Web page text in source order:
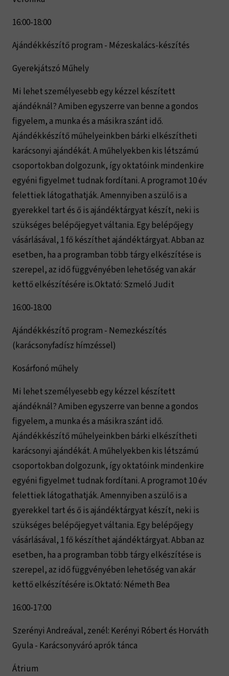
16:00-18:00
Ajándékkészítő program - Mézeskalács-készítés
Gyerekjátszó Műhely
Mi lehet személyesebb egy kézzel készített
ajándéknál? Amiben egyszerre van benne a gondos
figyelem, a munka és a másikra szánt idő.
Ajándékkészítő műhelyeinkben bárki elkészítheti
karácsonyi ajándékát. A műhelyekben kis létszámú
csoportokban dolgozunk, így oktatóink mindenkire
egyéni figyelmet tudnak fordítani. A programot 10 év
felettiek látogathatják. Amennyiben a szülő is a
gyerekkel tart és ő is ajándéktárgyat készít, neki is
szükséges belépőjegyet váltania. Egy belépőjegy
vásárlásával, 1 fő készíthet ajándéktárgyat. Abban az
esetben, ha a programban több tárgy elkészítése is
szerepel, az idő függvényében lehetőség van akár
kettő elkészítésére is.Oktató: Szmeló Judit
16:00-18:00
Ajándékkészítő program - Nemezkészítés
(karácsonyfadísz hímzéssel)
Kosárfonó műhely
Mi lehet személyesebb egy kézzel készített
ajándéknál? Amiben egyszerre van benne a gondos
figyelem, a munka és a másikra szánt idő.
Ajándékkészítő műhelyeinkben bárki elkészítheti
karácsonyi ajándékát. A műhelyekben kis létszámú
csoportokban dolgozunk, így oktatóink mindenkire
egyéni figyelmet tudnak fordítani. A programot 10 év
felettiek látogathatják. Amennyiben a szülő is a
gyerekkel tart és ő is ajándéktárgyat készít, neki is
szükséges belépőjegyet váltania. Egy belépőjegy
vásárlásával, 1 fő készíthet ajándéktárgyat. Abban az
esetben, ha a programban több tárgy elkészítése is
szerepel, az idő függvényében lehetőség van akár
kettő elkészítésére is.Oktató: Németh Bea
16:00-17:00
Szerényi Andreával, zenél: Kerényi Róbert és Horváth
Gyula - Karácsonyváró aprók tánca
Átrium